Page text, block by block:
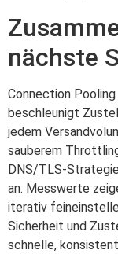
nächste
Connection
beschleunigt
jedem
sauberem
DNS/TLS-
an. Messwerte
iterativ
Sicherheit und
schnelle,